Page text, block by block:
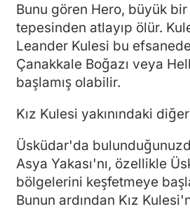
Bunu gören Hero, büyük
tepesinden atlayıp ölür.
Leander Kulesi bu
Çanakkale Boğazı veya
başlamış olabilir.
Kız Kulesi yakınındaki
Üsküdar'da
Asya Yakası'nı, özellikle
bölgelerini keşfetmeye
Bunun ardından Kız